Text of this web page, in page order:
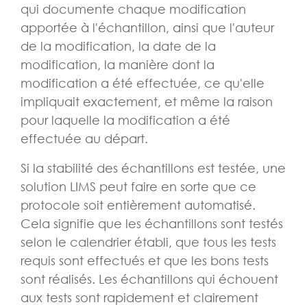
qui documente chaque modification
apportée à l'échantillon, ainsi que l'auteur
de la modification, la date de la
modification, la manière dont la
modification a été effectuée, ce qu'elle
impliquait exactement, et même la raison
pour laquelle la modification a été
effectuée au départ.
Si la stabilité des échantillons est testée, une
solution LIMS peut faire en sorte que ce
protocole soit entièrement automatisé.
Cela signifie que les échantillons sont testés
selon le calendrier établi, que tous les tests
requis sont effectués et que les bons tests
sont réalisés. Les échantillons qui échouent
aux tests sont rapidement et clairement